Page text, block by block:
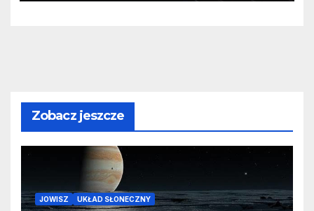
Zobacz jeszcze
JOWISZ UKŁAD SŁONECZNY